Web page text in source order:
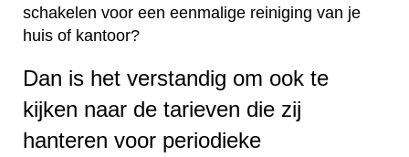
schakelen voor een eenmalige reiniging van je
huis of kantoor?
Dan is het verstandig om ook te
kijken naar de tarieven die zij
hanteren voor periodieke